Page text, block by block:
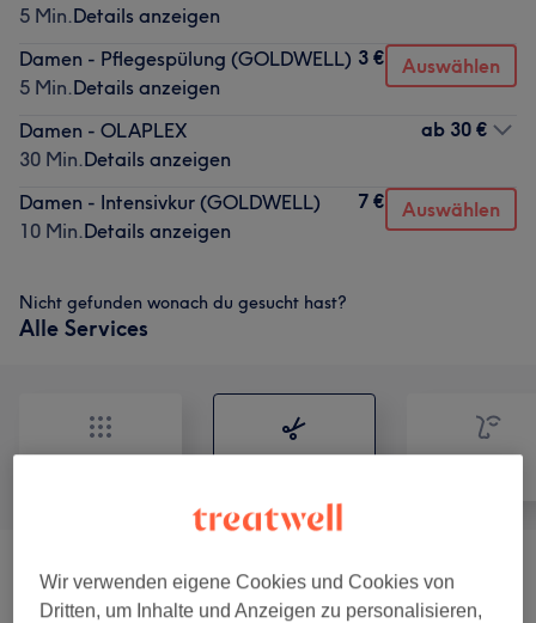
5 Min.Details anzeigen
Damen - Pflegespülung (GOLDWELL)
5 Min.Details anzeigen
3 € Auswählen
Damen - OLAPLEX
30 Min.Details anzeigen
ab 30 €
Damen - Intensivkur (GOLDWELL)
10 Min.Details anzeigen
7 € Auswählen
Nicht gefunden wonach du gesucht hast?
Alle Services
Damen - Haarschnitte & Stylings (8) ab 7 €
Wir verwenden eigene Cookies und Cookies von
Dritten, um Inhalte und Anzeigen zu personalisieren,